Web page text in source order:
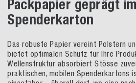
Packpapier geprägt im
Spenderkarton
Das robuste Papier vereint Polstern
bietet optimalen Schutz für Ihre
Wellenstruktur absorbiert Stösse
praktischen, mobilen Spenderkartons